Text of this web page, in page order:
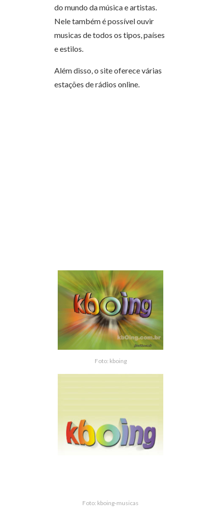
do mundo da música e artistas.
Nele também é possível ouvir
musicas de todos os tipos, países
e estilos.
Além disso, o site oferece várias
estações de rádios online.
Foto: kboing
Foto: kboing-musicas